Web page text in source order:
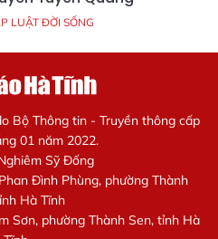
LUẬT ĐỜI SỐNG
Bộ Thông tin - Truyền thông cấp
01 năm 2022.
Sỹ Đống
Đình Phùng, phường Thành
Hà Tĩnh
Sơn, phường Thành Sen, tỉnh Hà